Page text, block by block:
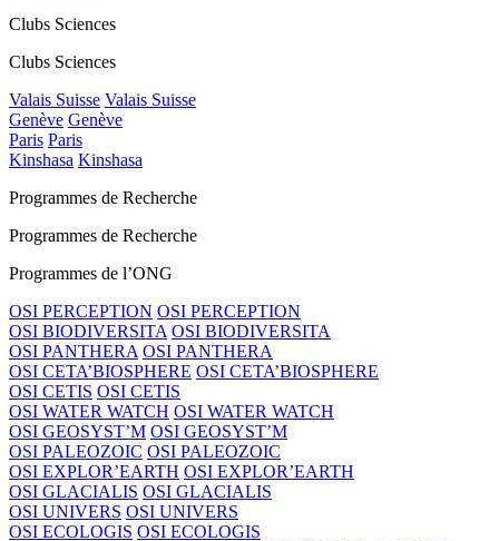
Clubs Sciences
Clubs Sciences
Valais Suisse Valais Suisse
Genève Genève
Paris Paris
Kinshasa Kinshasa
Programmes de Recherche
Programmes de Recherche
Programmes de l’ONG
OSI PERCEPTION OSI PERCEPTION
OSI BIODIVERSITA OSI BIODIVERSITA
OSI PANTHERA OSI PANTHERA
OSI CETA’BIOSPHERE OSI CETA’BIOSPHERE
OSI CETIS OSI CETIS
OSI WATER WATCH OSI WATER WATCH
OSI GEOSYST’M OSI GEOSYST’M
OSI PALEOZOIC OSI PALEOZOIC
OSI EXPLOR’EARTH OSI EXPLOR’EARTH
OSI GLACIALIS OSI GLACIALIS
OSI UNIVERS OSI UNIVERS
OSI ECOLOGIS OSI ECOLOGIS